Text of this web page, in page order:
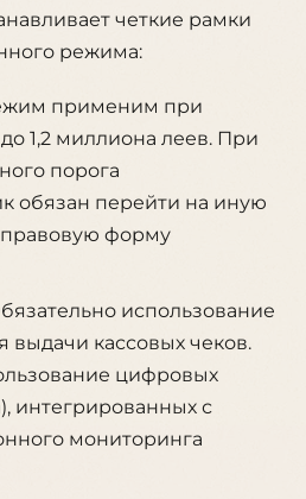
четкие рамки
режима:
применим при
1,2 миллиона леев. При
порога
обязан перейти на иную
форму
использование
выдачи кассовых чеков.
цифровых
интегрированных с
мониторинга